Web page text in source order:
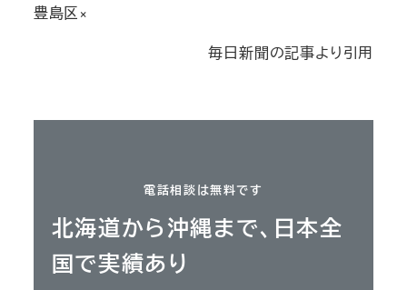
豊島区×
毎日新聞の記事より引用
電話相談は無料です
北海道から沖縄まで、日本全
国で実績あり